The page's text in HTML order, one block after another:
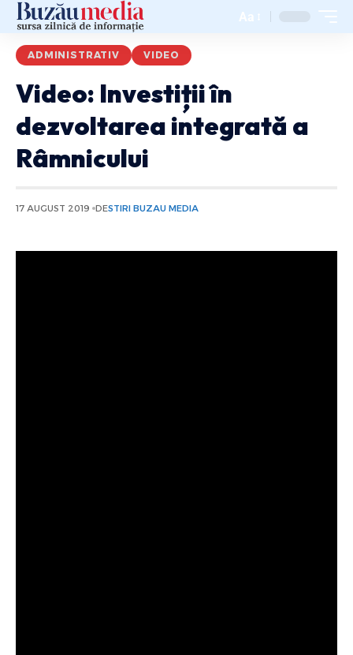
Aa
ADMINISTRATIV VIDEO
Video: Investiții în
dezvoltarea integrată a
Râmnicului
17 AUGUST 2019 DESTIRI BUZAU MEDIA